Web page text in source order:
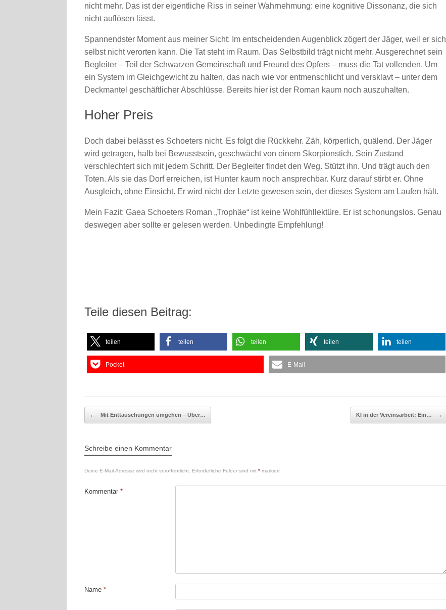
nicht mehr. Das ist der eigentliche Riss in seiner Wahrnehmung: eine kognitive Dissonanz, die sich
nicht auflösen lässt.
Spannendster Moment aus meiner Sicht: Im entscheidenden Augenblick zögert der Jäger, weil er sich
selbst nicht verorten kann. Die Tat steht im Raum. Das Selbstbild trägt nicht mehr. Ausgerechnet sein
Begleiter – Teil der Schwarzen Gemeinschaft und Freund des Opfers – muss die Tat vollenden. Um
ein System im Gleichgewicht zu halten, das nach wie vor entmenschlicht und versklavt – unter dem
Deckmantel geschäftlicher Abschlüsse. Bereits hier ist der Roman kaum noch auszuhalten.
Hoher Preis
Doch dabei belässt es Schoeters nicht. Es folgt die Rückkehr. Zäh, körperlich, quälend. Der Jäger
wird getragen, halb bei Bewusstsein, geschwächt von einem Skorpionstich. Sein Zustand
verschlechtert sich mit jedem Schritt. Der Begleiter findet den Weg. Stützt ihn. Und trägt auch den
Toten. Als sie das Dorf erreichen, ist Hunter kaum noch ansprechbar. Kurz darauf stirbt er. Ohne
Ausgleich, ohne Einsicht. Er wird nicht der Letzte gewesen sein, der dieses System am Laufen hält.
Mein Fazit: Gaea Schoeters Roman „Trophäe“ ist keine Wohlfühllektüre. Er ist schonungslos. Genau
deswegen aber sollte er gelesen werden. Unbedingte Empfehlung!
Teile diesen Beitrag:
teilen teilen teilen teilen teilen
Pocket E-Mail
Beitragsnavigation
← Mit Enttäuschungen umgehen – Über… KI in der Vereinsarbeit: Ein… →
Schreibe einen Kommentar
Deine E-Mail-Adresse wird nicht veröffentlicht. Erforderliche Felder sind mit * markiert
Kommentar *
Name *